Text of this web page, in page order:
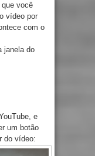
você
vídeo por
com o
janela do
e
um botão
do vídeo: